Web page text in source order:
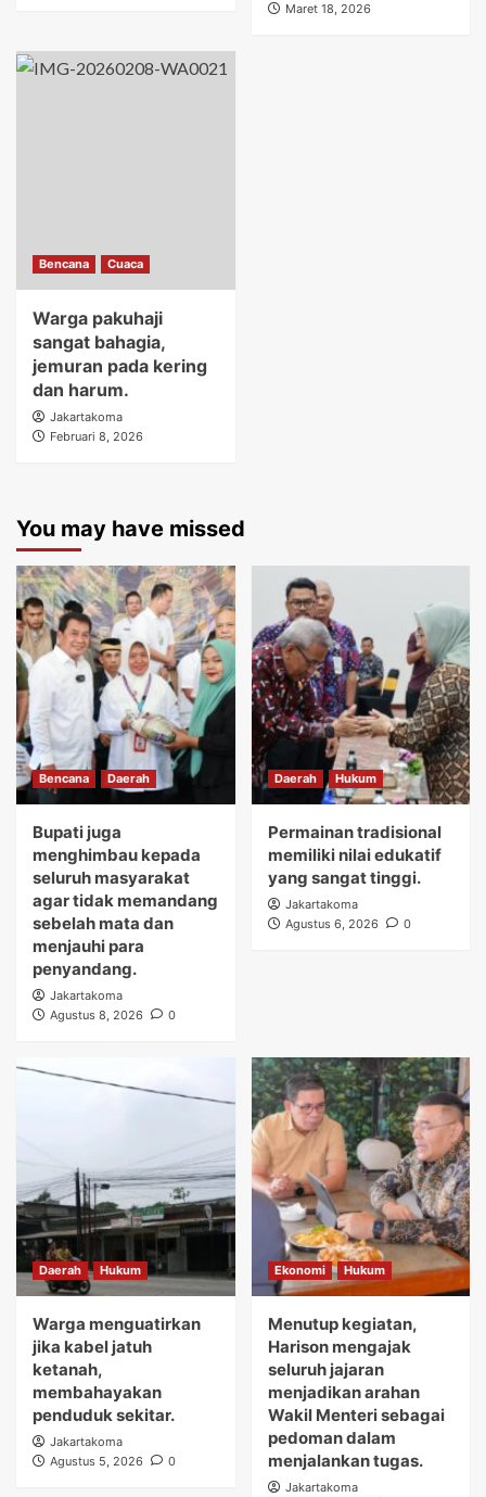
Maret 18, 2026
Bencana Cuaca
Warga pakuhaji
sangat bahagia,
jemuran pada kering
dan harum.
Jakartakoma
Februari 8, 2026
You may have missed
Bencana Daerah
Bupati juga
menghimbau kepada
seluruh masyarakat
agar tidak memandang
sebelah mata dan
menjauhi para
penyandang.
Jakartakoma
Agustus 8, 2026
0
Daerah Hukum
Permainan tradisional
memiliki nilai edukatif
yang sangat tinggi.
Jakartakoma
Agustus 6, 2026
0
Daerah Hukum
Warga menguatirkan
jika kabel jatuh
ketanah,
membahayakan
penduduk sekitar.
Jakartakoma
Agustus 5, 2026
0
Ekonomi Hukum
Menutup kegiatan,
Harison mengajak
seluruh jajaran
menjadikan arahan
Wakil Menteri sebagai
pedoman dalam
menjalankan tugas.
Jakartakoma